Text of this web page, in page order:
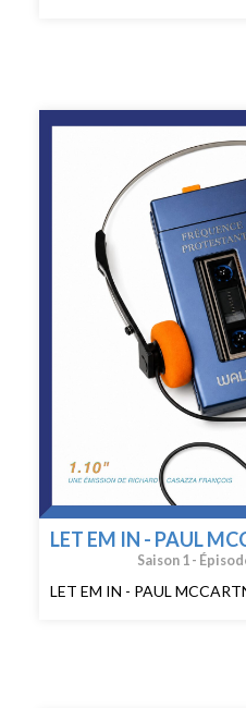
LET EM IN - PAUL
Saison 1 -
LET EM IN - PAUL